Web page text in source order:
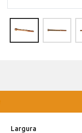
Largura